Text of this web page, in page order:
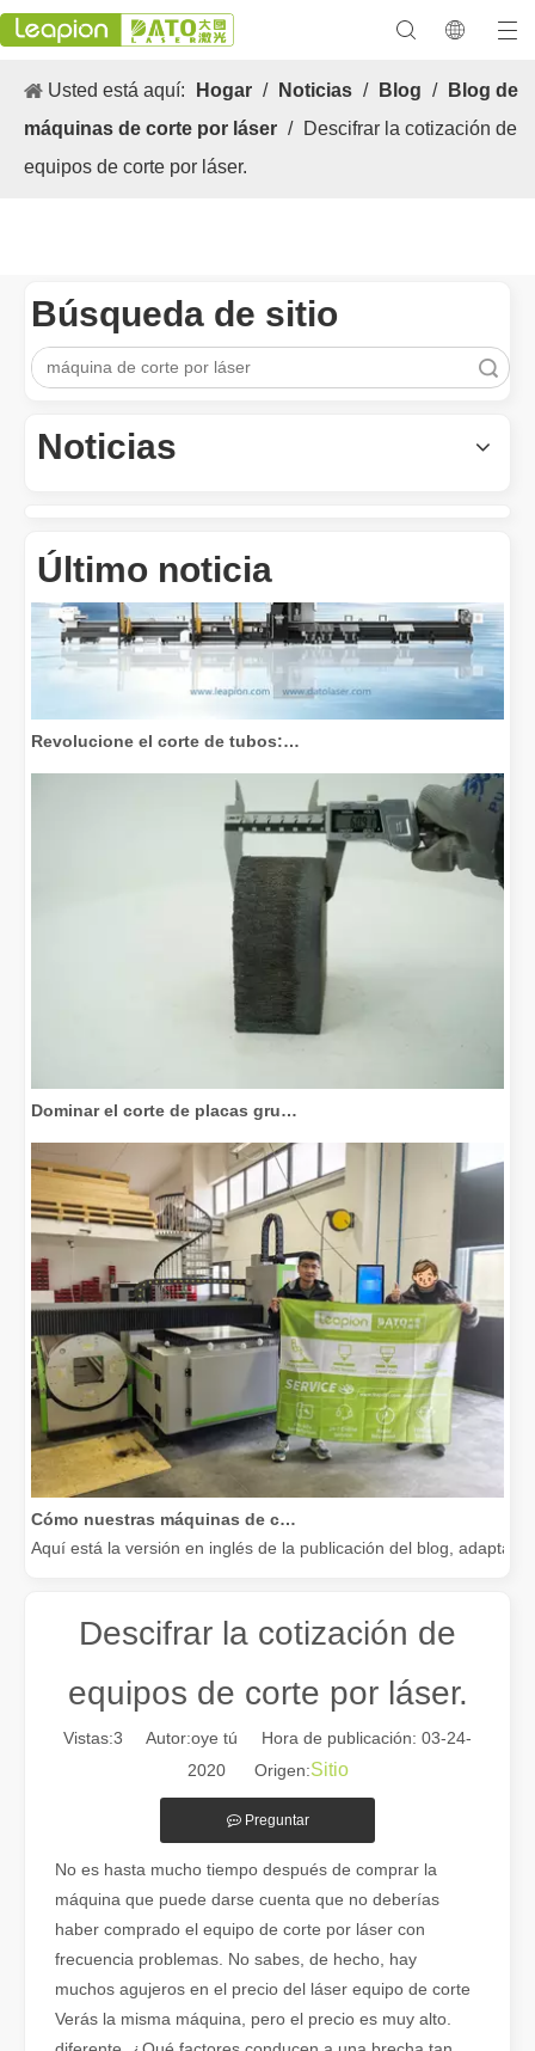
Usted está aquí: Hogar / Noticias / Blog /
Blog de
máquinas de corte por láser / Descifrar la cotización de
equipos de corte por láser.
Búsqueda de sitio
Noticias
Último noticia
Revolucione el corte de tubos: cómo las máquinas cortadoras de tubos por láser transforman la fabricación
Dominar el corte de placas gruesas: cómo las máquinas de corte por láser de fibra revolucionan la fabricación
Cómo nuestras máquinas de corte por láser están fortaleciendo la fabricación mexicana
Aquí está la versión en inglés de la publicación del blog,
Descifrar la cotización de
equipos de corte por láser.
Vistas:3 Autor:oye tú Hora de publicación: 03-24-
2020 Origen:Sitio
Preguntar
No es hasta mucho tiempo después de comprar la
máquina que puede darse cuenta que no deberías
haber comprado el equipo de corte por láser con
frecuencia problemas. No sabes, de hecho, hay
muchos agujeros en el precio del láser equipo de corte
Verás la misma máquina, pero el precio es muy alto.